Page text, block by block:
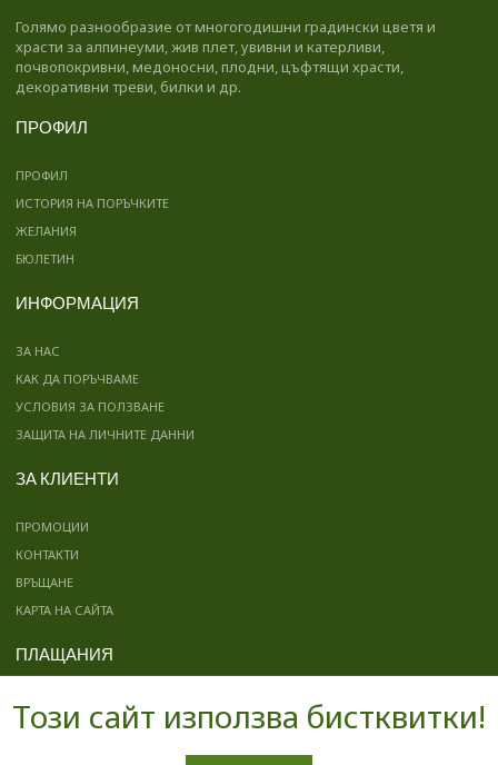
Този сайт използва бистквитки!
Голямо разнообразие от многогодишни градински цветя и
храсти за алпинеуми, жив плет, увивни и катерливи,
почвопокривни, медоносни, плодни, цъфтящи храсти,
декоративни треви, билки и др.
ПРОФИЛ
ПРОФИЛ
ИСТОРИЯ НА ПОРЪЧКИТЕ
ЖЕЛАНИЯ
БЮЛЕТИН
ИНФОРМАЦИЯ
ЗА НАС
КАК ДА ПОРЪЧВАМЕ
УСЛОВИЯ ЗА ПОЛЗВАНЕ
ЗАЩИТА НА ЛИЧНИТЕ ДАННИ
ЗА КЛИЕНТИ
ПРОМОЦИИ
КОНТАКТИ
ВРЪЩАНЕ
КАРТА НА САЙТА
ПЛАЩАНИЯ